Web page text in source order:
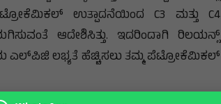
ಉತ್ಪಾದನೆಯಿಂದ C3 ಮತ್ತು C4
ಆದೇಶಿಸಿತ್ತು. ಇದರಿಂದಾಗಿ ರಿಲಯನ್ಸ್
ಎಲ್‌ಪಿಜಿ ಲಭ್ಯತೆ ಹೆಚ್ಚಿಸಲು ತಮ್ಮ ಪೆಟ್ರೋಕೆಮಿಕಲ್
ಕ್ರಮಗಳನ್ನು ಸಡಿಲಿಸಲು ಸರ್ಕಾರ ನಿರ್ಧರಿಸಿದೆ.